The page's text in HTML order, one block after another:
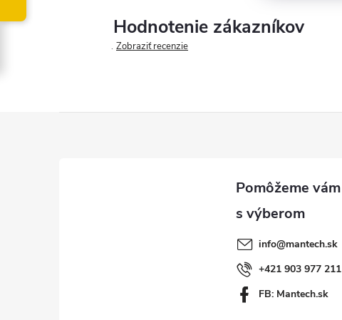
Hodnotenie zákazníkov
Zobraziť recenzie
info@mantech.sk
+421 903 977 211
FB: Mantech.sk